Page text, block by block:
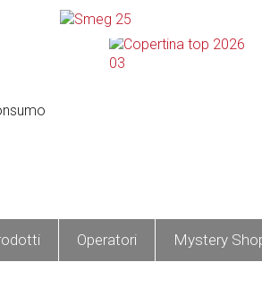
Operatori Mystery